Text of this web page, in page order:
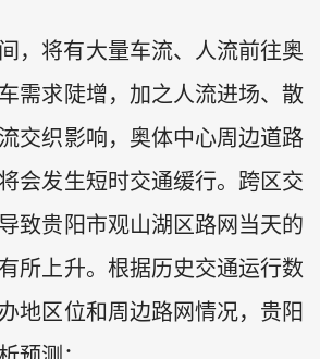
，将有大量车流、人流前往奥
需求陡增，加之人流进场、散
交织影响，奥体中心周边道路
会发生短时交通缓行。跨区交
致贵阳市观山湖区路网当天的
所上升。根据历史交通运行数
地区位和周边路网情况，贵阳